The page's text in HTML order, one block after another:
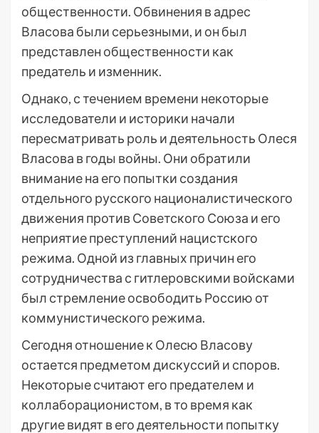
общественности. Обвинения в адрес
Власова были серьезными, и он был
представлен общественности как
предатель и изменник.
Однако, с течением времени некоторые
исследователи и историки начали
пересматривать роль и деятельность Олеся
Власова в годы войны. Они обратили
внимание на его попытки создания
отдельного русского националистического
движения против Советского Союза и его
неприятие преступлений нацистского
режима. Одной из главных причин его
сотрудничества с гитлеровскими войсками
был стремление освободить Россию от
коммунистического режима.
Сегодня отношение к Олесю Власову
остается предметом дискуссий и споров.
Некоторые считают его предателем и
коллаборационистом, в то время как
другие видят в его деятельности попытку